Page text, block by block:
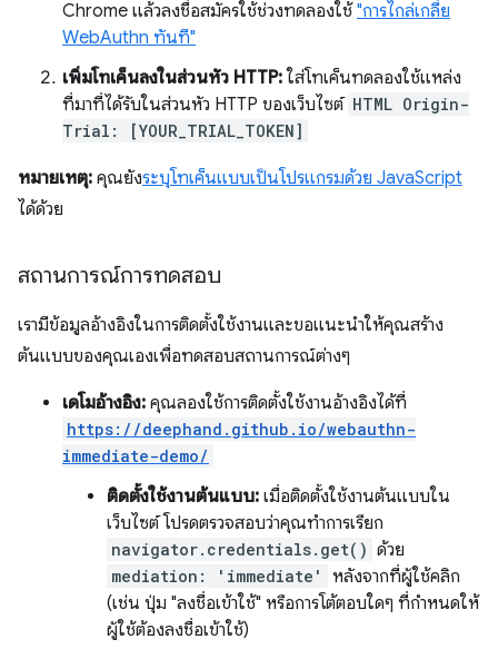
Chrome แล้วลงชื่อสมัครใช้ช่วงทดลองใช้"การไกล่เกลี่ย
WebAuthn ทันที"
เพิ่มโทเค็นลงในส่วนหัว HTTP:ใส่โทเค็นทดลองใช้แหล่ง
ที่มาที่ได้รับในส่วนหัว HTTP ของเว็บไซต์ HTML Origin-
Trial: [YOUR_TRIAL_TOKEN]
หมายเหตุ: คุณยังระบุโทเค็นแบบเป็นโปรแกรมด้วย JavaScript
ได้ด้วย
สถานการณ์การทดสอบ
เรามีข้อมูลอ้างอิงในการติดตั้งใช้งานและขอแนะนำให้คุณสร้าง
ต้นแบบของคุณเองเพื่อทดสอบสถานการณ์ต่างๆ
เดโมอ้างอิง: คุณลองใช้การติดตั้งใช้งานอ้างอิงได้ที่
https://deephand.github.io/webauthn-
immediate-demo/
ติดตั้งใช้งานต้นแบบ: เมื่อติดตั้งใช้งานต้นแบบใน
เว็บไซต์ โปรดตรวจสอบว่าคุณทําการเรียก
navigator.credentials.get() ด้วย
mediation: 'immediate'
หลังจากที่ผู้ใช้คลิก
(เช่น ปุ่ม "ลงชื่อเข้าใช้" หรือการโต้ตอบใดๆ ที่กําหนดให้
ผู้ใช้ต้องลงชื่อเข้าใช้)